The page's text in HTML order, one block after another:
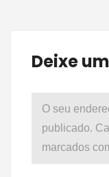
Deixe
O seu
publicado.
marcados